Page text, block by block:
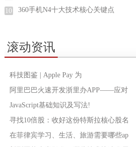
10 360手机N4十大技术核心关键点
滚动资讯
科技图鉴 | Apple Pay 为
阿里巴巴火速开发浙里办APP——应对
JavaScript基础知识及写法!
寻找10倍股：收好这份特斯拉核心股名
在菲律宾学习、生活、旅游需要哪些ap